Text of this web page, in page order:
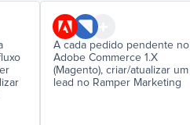
A cada pedido pendente no
Adobe Commerce 1.X
(Magento), criar/atualizar um
lead no Ramper Marketing